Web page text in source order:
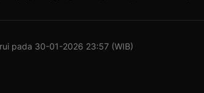
pada 30-01-2026 23:57 (WIB)